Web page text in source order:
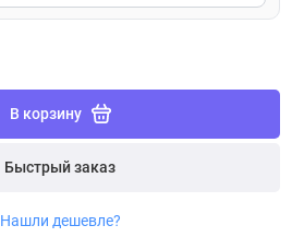
В корзину
Быстрый заказ
Нашли дешевле?